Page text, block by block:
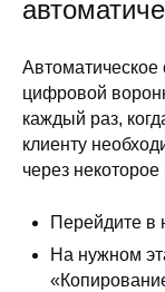
Автоматическое
цифровой
каждый раз,
клиенту
через
Перейдите в
На нужном
«